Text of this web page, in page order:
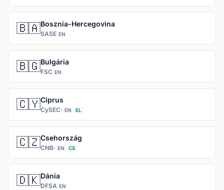
🇧🇦Bosznia-Hercegovina
SASE EN
🇧🇬Bulgária
FSC EN
🇨🇾Ciprus
CySEC· EN EL
🇨🇿Csehország
CNB· EN CS
🇩🇰Dánia
DFSA EN